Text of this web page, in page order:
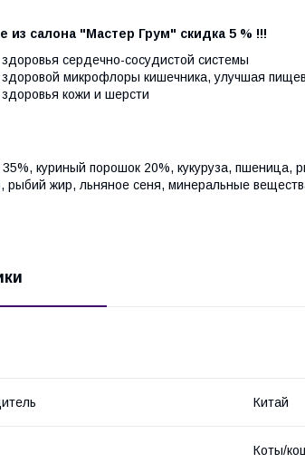
из салона "Мастер Грум" скидка 5 % !!!
сердечно-сосудистой системы
микрофлоры кишечника, улучшая
кожи и шерсти
куриный порошок 20%, кукуруза,
рыбий жир, льняное сеня, минеральные
Китай
Коты/